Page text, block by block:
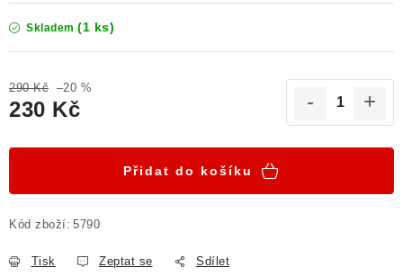
Poučení o právu na odstoupení od smlouvy
Skladem (1 ks)
290 Kč –20 %
230 Kč
Přidat do košíku
Kód zboží: 5790
Tisk Zeptat se Sdílet